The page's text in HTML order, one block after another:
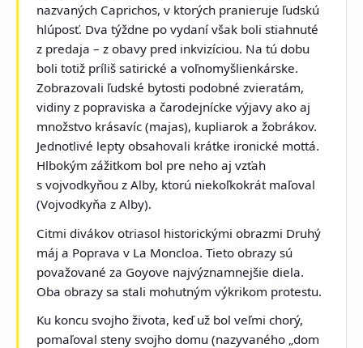
nazvaných Caprichos, v ktorých pranieruje ľudskú
hlúposť. Dva týždne po vydaní však boli stiahnuté
z predaja – z obavy pred inkvizíciou. Na tú dobu
boli totiž príliš satirické a voľnomyšlienkárske.
Zobrazovali ľudské bytosti podobné zvieratám,
vidiny z popraviska a čarodejnícke výjavy ako aj
množstvo krásavíc (majas), kupliarok a žobrákov.
Jednotlivé lepty obsahovali krátke ironické mottá.
Hlbokým zážitkom bol pre neho aj vzťah
s vojvodkyňou z Alby, ktorú niekoľkokrát maľoval
(Vojvodkyňa z Alby).
Citmi divákov otriasol historickými obrazmi Druhý
mája Poprava v La Moncloa. Tieto obrazy sú
považované za Goyove najvýznamnejšie diela.
Oba obrazy sa stali mohutným výkrikom protestu.
Ku koncu svojho života, keď už bol veľmi chorý,
pomaľoval steny svojho domu (nazyvaného „dom